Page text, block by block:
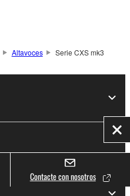
Contacte con nosotros
Altavoces Serie CXS mk3